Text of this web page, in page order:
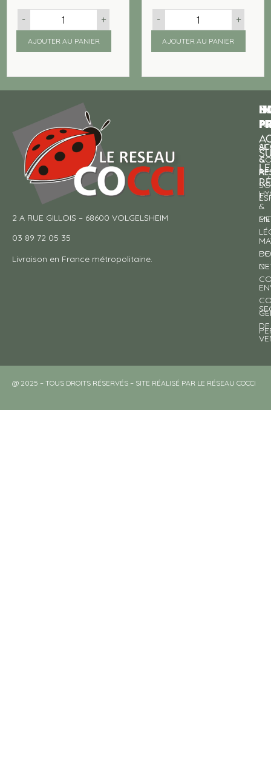
- +
AJOUTER AU PANIER
- +
AJOUTER AU PANIER
2 A RUE GILLOIS – 68600 VOLGELSHEIM
03 89 72 05 35
Livraison en France métropolitaine.
&
&
DE
SE
À
DE
DE
!
@ 2025 – TOUS DROITS RÉSERVÉS – SITE RÉALISÉ PAR LE RÉSEAU COCCI